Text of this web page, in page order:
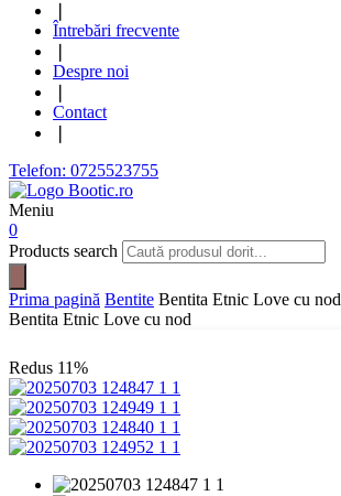
Întrebări frecvente
Despre noi
Contact
Telefon: 0725523755
Meniu
0
Products search
Prima pagină Bentite Bentita Etnic Love cu nod
Bentita Etnic Love cu nod
Redus 11%